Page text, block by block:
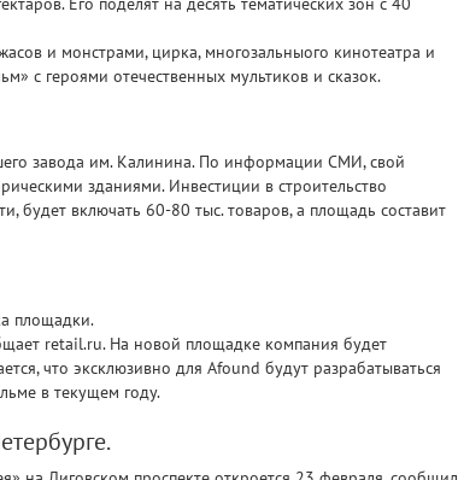
и монстрами, цирка, многозальныого кинотеатра и
с героями отечественных мультиков и сказок.
завода им. Калинина. По информации СМИ, свой
зданиями. Инвестиции в строительство
будет включать 60-80 тыс. товаров, а площадь составит
площадки.
retail.ru. На новой площадке компания будет
что эксклюзивно для Afound будут разрабатываться
в текущем году.